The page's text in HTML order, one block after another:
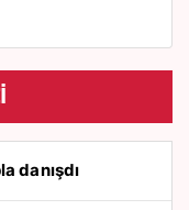
danışdı